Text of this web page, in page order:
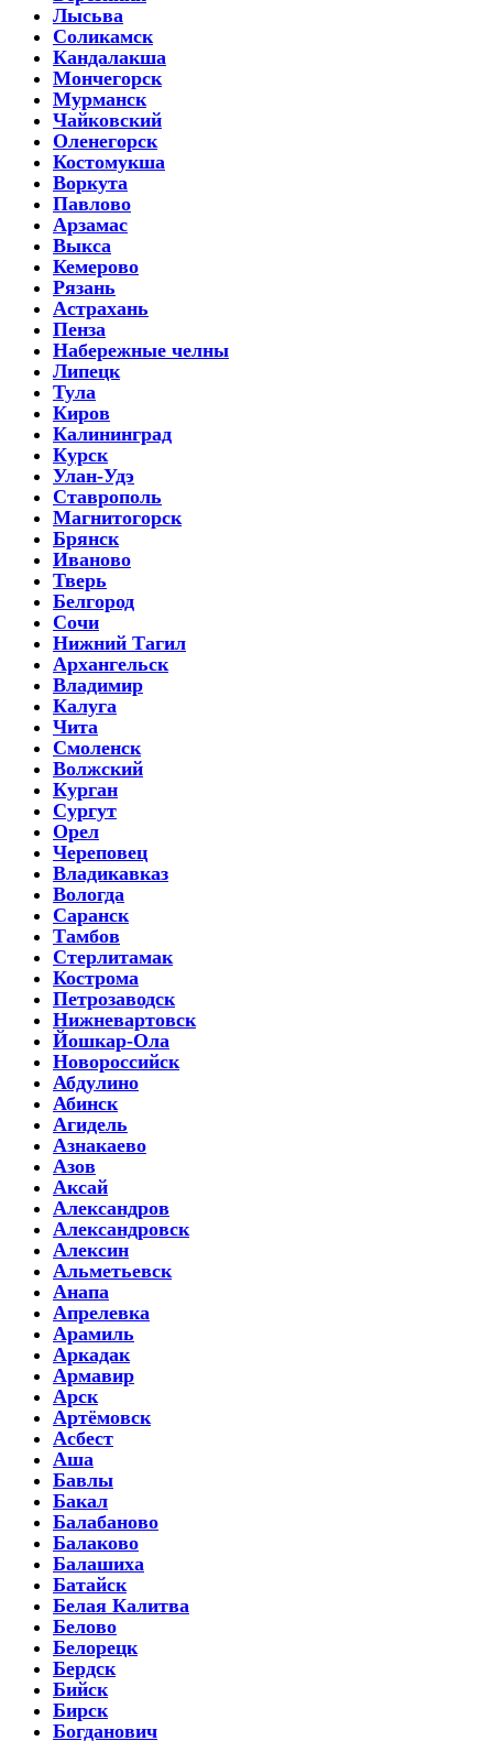
Лысьва
Соликамск
Кандалакша
Мончегорск
Мурманск
Чайковский
Оленегорск
Костомукша
Воркута
Павлово
Арзамас
Выкса
Кемерово
Рязань
Астрахань
Пенза
Набережные челны
Липецк
Тула
Киров
Калининград
Курск
Улан-Удэ
Ставрополь
Магнитогорск
Брянск
Иваново
Тверь
Белгород
Сочи
Нижний Тагил
Архангельск
Владимир
Калуга
Чита
Смоленск
Волжский
Курган
Сургут
Орел
Череповец
Владикавказ
Вологда
Саранск
Тамбов
Стерлитамак
Кострома
Петрозаводск
Нижневартовск
Йошкар-Ола
Новороссийск
Абдулино
Абинск
Агидель
Азнакаево
Азов
Аксай
Александров
Александровск
Алексин
Альметьевск
Анапа
Апрелевка
Арамиль
Аркадак
Армавир
Арск
Артёмовск
Асбест
Аша
Бавлы
Бакал
Балабаново
Балаково
Балашиха
Батайск
Белая Калитва
Белово
Белорецк
Бердск
Бийск
Бирск
Богданович